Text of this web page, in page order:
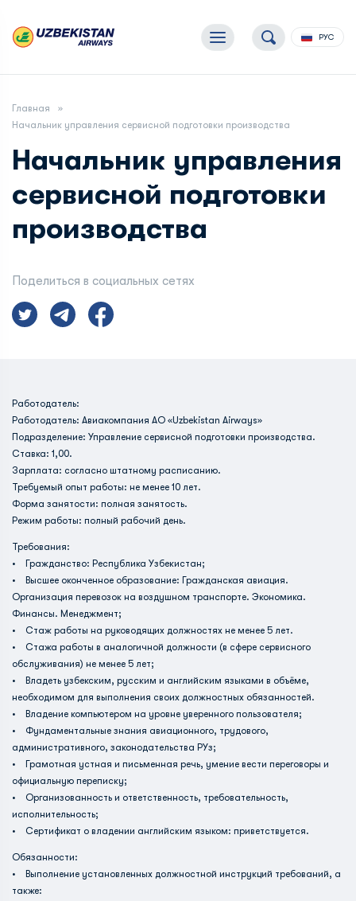
РУС
Главная
Начальник управления сервисной подготовки производства
Начальник управления
сервисной подготовки
производства
Поделиться в социальных сетях
Работодатель:
Работодатель: Авиакомпания АО «Uzbekistan Airways»
Подразделение: Управление сервисной подготовки производства.
Ставка: 1,00.
Зарплата: согласно штатному расписанию.
Требуемый опыт работы: не менее 10 лет.
Форма занятости: полная занятость.
Режим работы: полный рабочий день.
Требования:
• Гражданство: Республика Узбекистан;
• Высшее оконченное образование: Гражданская авиация.
Организация перевозок на воздушном транспорте. Экономика.
Финансы. Менеджмент;
• Стаж работы на руководящих должностях не менее 5 лет.
• Стажа работы в аналогичной должности (в сфере сервисного
обслуживания) не менее 5 лет;
• Владеть узбекским, русским и английским языками в объёме,
необходимом для выполнения своих должностных обязанностей.
• Владение компьютером на уровне уверенного пользователя;
• Фундаментальные знания авиационного, трудового,
административного, законодательства РУз;
• Грамотная устная и письменная речь, умение вести переговоры и
официальную переписку;
• Организованность и ответственность, требовательность,
исполнительность;
• Сертификат о владении английским языком: приветствуется.
Обязанности:
• Выполнение установленных должностной инструкций требований, а
также: